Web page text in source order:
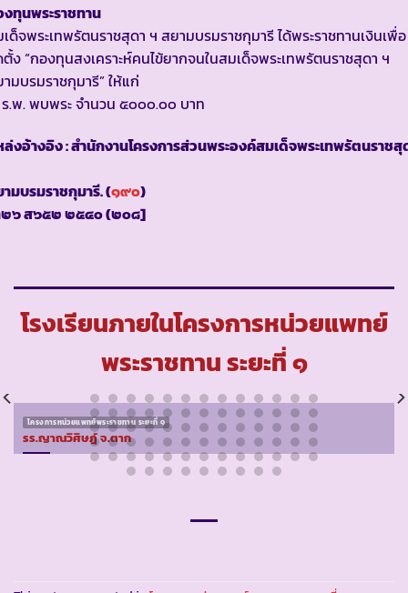
ทุนพระราชทาน
ด็จพระเทพรัตนราชสุดา ฯ สยามบรมราชกุมารี ได้พระราชทานเงินเพื่อ
ง “กองทุนสงเคราะห์คนไข้ยากจนในสมเด็จพระเทพรัตนราชสุดา ฯ
มบรมราชกุมารี” ให้แก่
.พ. พบพระ จำนวน ๕๐๐๐.๐๐ บาท
งอ้างอิง : สำนักงานโครงการส่วนพระองค์สมเด็จพระเทพรัตนราชสุ
มบรมราชกุมารี. (๑๙๐)
๖ ส๖๕๒ ๒๕๔๐ (๒๐๘]
โรงเรียนภายในโครงการหน่วยแพทย์
พระราชทาน ระยะที่ ๑
โครงการหน่วยแพทย์พระราชทาน ระยะที่ ๑
รร.ญาณวิศิษฎ์ จ.ตาก